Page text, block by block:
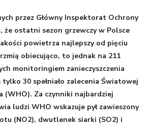
przez Główny Inspektorat Ochrony
że ostatni sezon grzewczy w Polsce
powietrza najlepszy od pięciu
obiecująco, to jednak na 211
monitoringiem zanieczyszczenia
tylko 30 spełniało zalecenia Światowej
(WHO). Za czynniki najbardziej
ludzi WHO wskazuje pył zawieszony
(NO2), dwutlenek siarki (SO2) i